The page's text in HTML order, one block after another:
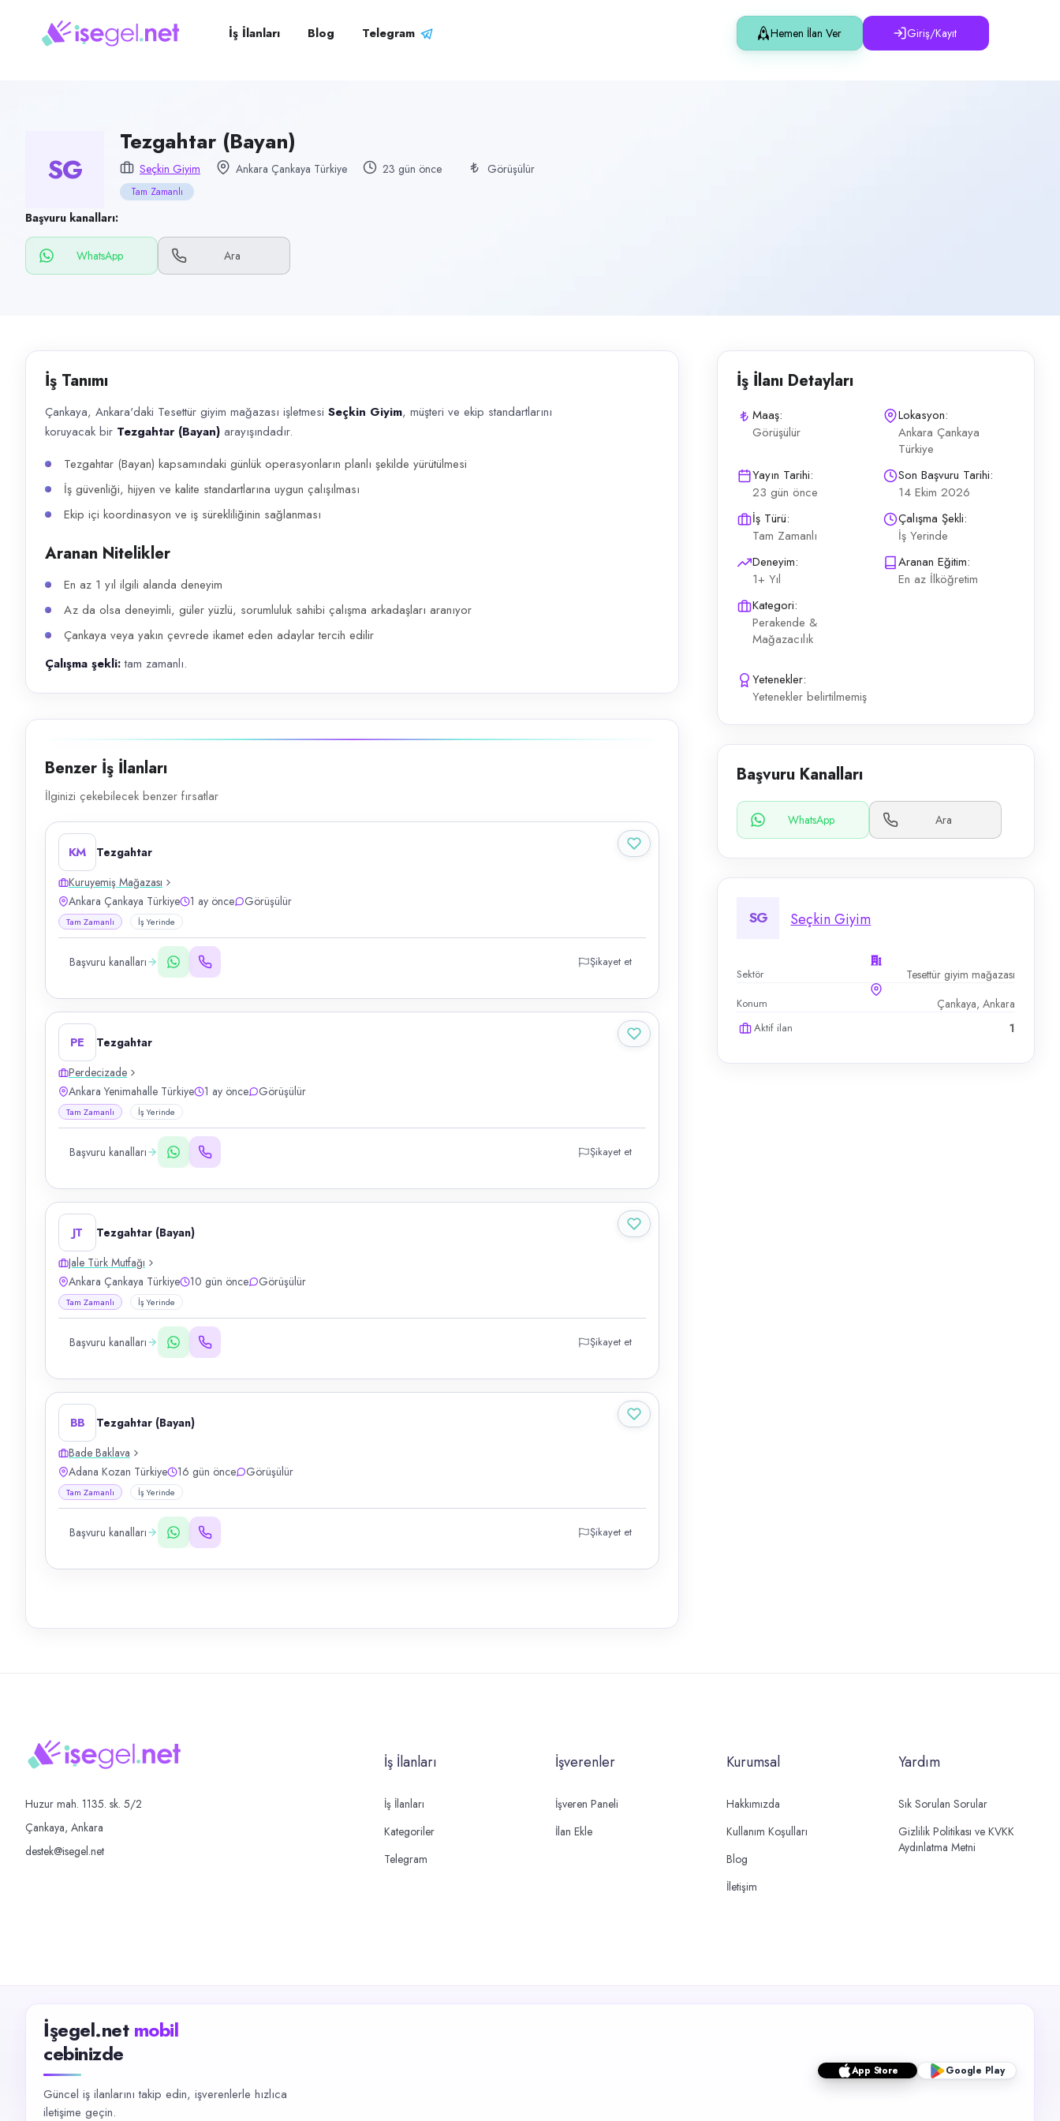
Tezgahtar (Bayan)
Perakende & Mağazacılık
Çankaya, Ankara
Çalışma şekli
Tam Zamanlı · Ofis
Yayın tarihi
Başvuru kanalları
WhatsApp, Telefon
İlan açıklaması
Çankaya, Ankara'daki Tesettür giyim mağazası işletmesi Seçkin Giyim , müşteri ve ekip standartlarını koruyacak bir Tezgahtar (Bayan) arayışındadır. Tezgahtar (Bayan) kapsamındaki günlük operasyonların
İş İlanları Blog Telegram Hemen İlan Ver Giriş/Kayıt
SG
Tezgahtar (Bayan)
Seçkin Giyim Ankara Çankaya Türkiye 23 gün önce Görüşülür
Tam Zamanlı
Başvuru kanalları:
WhatsApp Ara
İş Tanımı
Çankaya, Ankara'daki Tesettür giyim mağazası işletmesi Seçkin Giyim, müşteri ve ekip standartlarını
koruyacak bir Tezgahtar (Bayan) arayışındadır.
Tezgahtar (Bayan) kapsamındaki günlük operasyonların planlı şekilde yürütülmesi
İş güvenliği, hijyen ve kalite standartlarına uygun çalışılması
Ekip içi koordinasyon ve iş sürekliliğinin sağlanması
Aranan Nitelikler
En az 1 yıl ilgili alanda deneyim
Az da olsa deneyimli, güler yüzlü, sorumluluk sahibi çalışma arkadaşları aranıyor
Çankaya veya yakın çevrede ikamet eden adaylar tercih edilir
Çalışma şekli:tam zamanlı.
İş İlanı Detayları
Maaş:
Görüşülür
Lokasyon:
Ankara Çankaya
Türkiye
Yayın Tarihi:
23 gün önce
Son Başvuru Tarihi:
14 Ekim 2026
İş Türü:
Tam Zamanlı
Çalışma Şekli:
İş Yerinde
Deneyim:
1+ Yıl
Aranan Eğitim:
En az İlköğretim
Kategori:
Perakende &
Mağazacılık
Yetenekler:
Yetenekler belirtilmemiş
Başvuru Kanalları
WhatsApp Ara
SG Seçkin Giyim
Sektör Tesettür giyim mağazası
Konum Çankaya, Ankara
Aktif ilan 1
Benzer İş İlanları
İlginizi çekebilecek benzer fırsatlar
KM
Tezgahtar
Kuruyemiş Mağazası
Ankara Çankaya Türkiye
1 ay önce Görüşülür
Tam Zamanlı İş Yerinde
Başvuru kanalları Şikayet et
PE
Tezgahtar
Perdecizade
Ankara Yenimahalle Türkiye
1 ay önce Görüşülür
Tam Zamanlı İş Yerinde
Başvuru kanalları Şikayet et
JT
Tezgahtar (Bayan)
Jale Türk Mutfağı
Ankara Çankaya Türkiye
10 gün önce Görüşülür
Tam Zamanlı İş Yerinde
Başvuru kanalları Şikayet et
BB
Tezgahtar (Bayan)
Bade Baklava
Adana Kozan Türkiye
16 gün önce Görüşülür
Tam Zamanlı İş Yerinde
Başvuru kanalları Şikayet et
Huzur mah. 1135. sk. 5/2
Çankaya, Ankara
destek@isegel.net
İş İlanları
İş İlanları
Kategoriler
Telegram
İşverenler
İşveren Paneli
İlan Ekle
Kurumsal
Hakkımızda
Kullanım Koşulları
Blog
İletişim
Yardım
Sık Sorulan Sorular
Gizlilik Politikası ve KVKK
Aydınlatma Metni
İşegel.net mobil
cebinizde
Güncel iş ilanlarını takip edin, işverenlerle hızlıca
iletişime geçin.
App Store Google Play